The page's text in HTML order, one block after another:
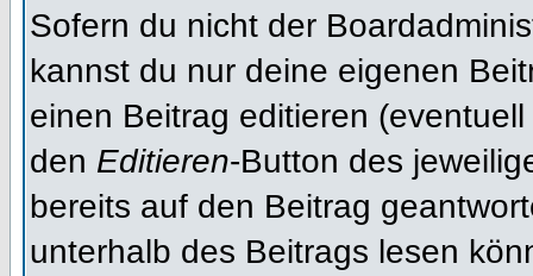
Sofern du nicht der
kannst du nur deine eigenen
einen Beitrag editieren
den Editieren-Button des
bereits auf den Beitrag
unterhalb des Beitrags lesen